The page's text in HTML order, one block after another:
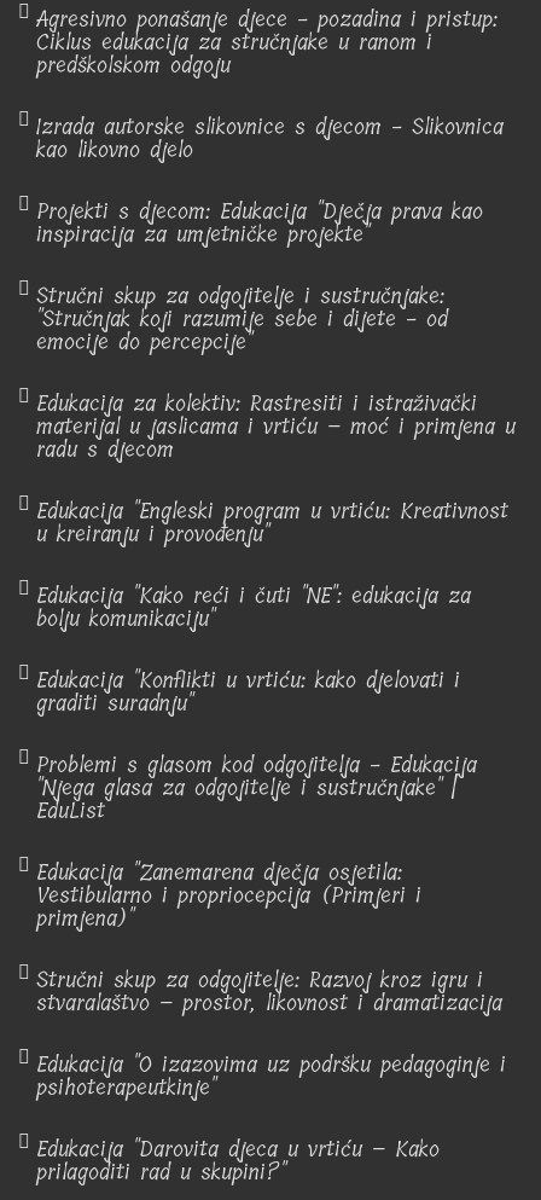
Agresivno ponašanje djece - pozadina i pristup:
Ciklus edukacija za stručnjake u ranom i
predškolskom odgoju
Izrada autorske slikovnice s djecom - Slikovnica
kao likovno djelo
Projekti s djecom: Edukacija "Dječja prava kao
inspiracija za umjetničke projekte"
Stručni skup za odgojitelje i sustručnjake:
"Stručnjak koji razumije sebe i dijete - od
emocije do percepcije"
Edukacija za kolektiv: Rastresiti i istraživački
materijal u jaslicama i vrtiću – moć i primjena u
radu s djecom
Edukacija "Engleski program u vrtiću: Kreativnost
u kreiranju i provođenju"
Edukacija "Kako reći i čuti "NE": edukacija za
bolju komunikaciju"
Edukacija "Konflikti u vrtiću: kako djelovati i
graditi suradnju"
Problemi s glasom kod odgojitelja - Edukacija
"Njega glasa za odgojitelje i sustručnjake" |
EduList
Edukacija "Zanemarena dječja osjetila:
Vestibularno i propriocepcija (Primjeri i
primjena)"
Stručni skup za odgojitelje: Razvoj kroz igru i
stvaralaštvo – prostor, likovnost i dramatizacija
Edukacija "O izazovima uz podršku pedagoginje i
psihoterapeutkinje"
Edukacija "Darovita djeca u vrtiću – Kako
prilagoditi rad u skupini?"